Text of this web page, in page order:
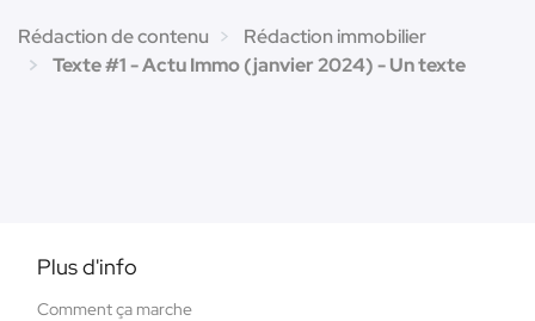
Rédaction de contenu
Rédaction immobilier
Texte #1 - Actu Immo (janvier 2024) - Un texte
Plus d'info
Comment ça marche